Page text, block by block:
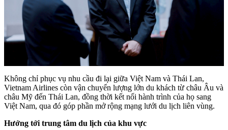
Không chỉ phục vụ nhu cầu đi lại giữa Việt Nam và Thái Lan,
Vietnam Airlines còn vận chuyển lượng lớn du khách từ châu Âu và
châu Mỹ đến Thái Lan, đồng thời kết nối hành trình của họ sang
Việt Nam, qua đó góp phần mở rộng mạng lưới du lịch liên vùng.
Hướng tới trung tâm du lịch của khu vực